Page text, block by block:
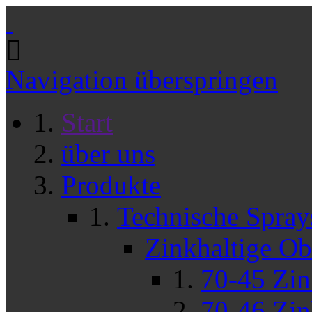
Navigation überspringen
Start
über uns
Produkte
Technische
Zinkhaltige
70-45